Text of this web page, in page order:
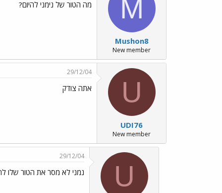
M
Mushon8
New member
מה הטור של נימני להיום?
U
UDI76
New member
29/12/04
אתה צודק
U
29/12/04
נמני לא מסר את הטור שלו